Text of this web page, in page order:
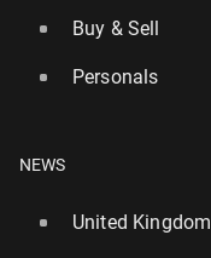
Buy & Sell
Personals
NEWS
United Kingdom